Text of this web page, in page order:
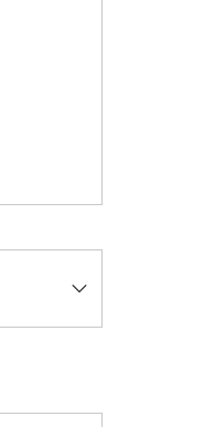
keyboard_arrow_down